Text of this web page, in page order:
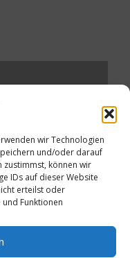
wir Technologien
und/oder darauf
zustimmst, können wir
IDs auf dieser Website
erteilst oder
Funktionen
veröffentlicht.